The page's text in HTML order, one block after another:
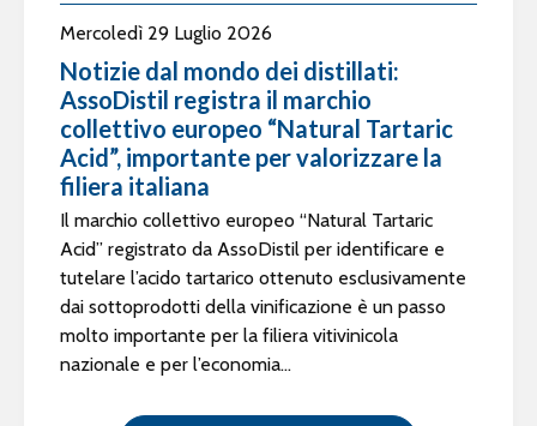
Mercoledì 29 Luglio 2026
Notizie dal mondo dei distillati:
AssoDistil registra il marchio
collettivo europeo “Natural Tartaric
Acid”, importante per valorizzare la
filiera italiana
Il marchio collettivo europeo “Natural Tartaric
Acid” registrato da AssoDistil per identificare e
tutelare l’acido tartarico ottenuto esclusivamente
dai sottoprodotti della vinificazione è un passo
molto importante per la filiera vitivinicola
nazionale e per l’economia...